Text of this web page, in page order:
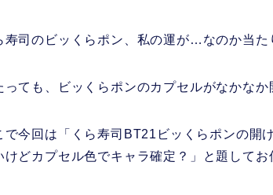
寿司のビッくらポン、私の運が…なのか当た
っても、ビッくらポンのカプセルがなかなか
で今回は「くら寿司BT21ビッくらポンの開
けどカプセル色でキャラ確定？」と題してお